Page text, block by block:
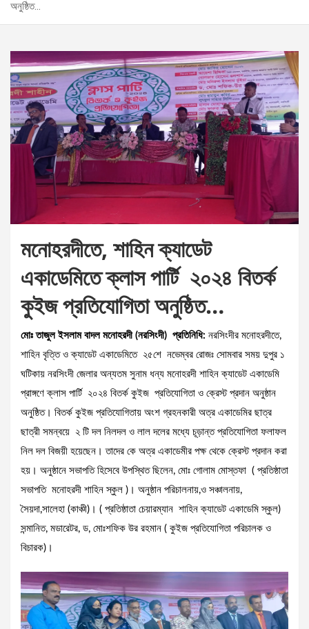
অনুষ্ঠিত…
মনোহরদীতে, শাহিন ক্যাডেট
একাডেমিতে ক্লাস পার্টি ২০২৪ বিতর্ক
কুইজ প্রতিযোগিতা অনুষ্ঠিত…
মোঃ তাজুল ইসলাম বাদল মনোহরদী (নরসিংদী) প্রতিনিধি: নরসিংদীর মনোহরদীতে,
শাহিন বৃত্তি ও ক্যাডেট একাডেমিতে ২৫শে নভেম্বর রোজঃ সোমবার সময় দুপুর ১
ঘটিকায় নরসিংদী জেলার অন্যতম সুনাম ধন্য মনোহরদী শাহিন ক্যাডেট একাডেমি
প্রাঙ্গণে ক্লাস পার্টি ২০২৪ বিতর্ক কুইজ প্রতিযোগিতা ও ক্রেস্ট প্রদান অনুষ্ঠান
অনুষ্ঠিত। বিতর্ক কুইজ প্রতিযোগিতায় অংশ গ্রহনকারী অত্র একাডেমির ছাত্র
ছাত্রী সমন্বয়ে ২ টি দল নিলদল ও লাল দলের মধ্যে চূড়ান্ত প্রতিযোগিতা ফলাফল
নিল দল বিজয়ী হয়েছেন। তাদের কে অত্র একাডেমীর পক্ষ থেকে ক্রেস্ট প্রদান করা
হয়। অনুষ্ঠানে সভাপতি হিসেবে উপস্থিত ছিলেন, মোঃ গোলাম মোস্তফা ( প্রতিষ্ঠাতা
সভাপতি মনোহরদী শাহিন স্কুল )। অনুষ্ঠান পরিচালনায়,ও সঞ্চালনায়,
সৈয়দা,সালেহা (কাঞ্চী)। ( প্রতিষ্ঠাতা চেয়ারম্যান শাহিন ক্যাডেট একাডেমি স্কুল)
সন্মানিত, মডারেটর, ড, মোঃশফিক উর রহমান ( কুইজ প্রতিযোগিতা পরিচালক ও
বিচারক)।